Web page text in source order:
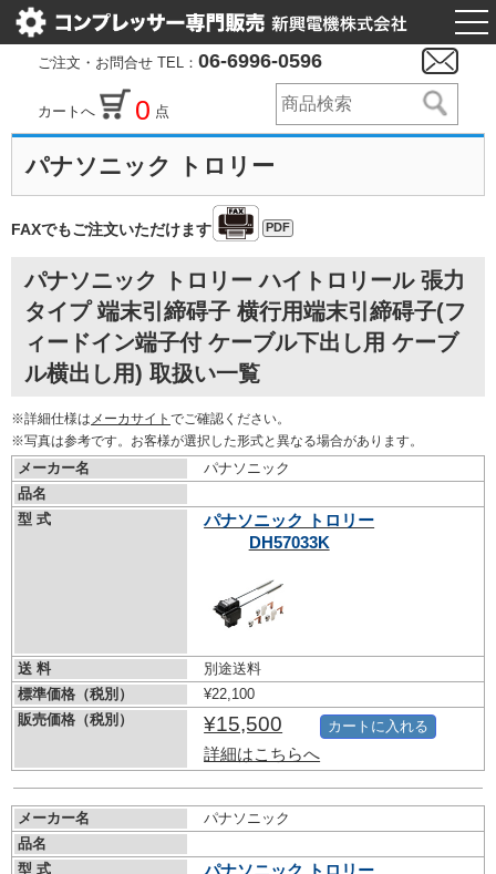
ご注文・お問合せ TEL： 06-6996-0596
カートへ 0 点
パナソニック トロリー
FAXでもご注文いただけます PDF
パナソニック トロリー ハイトロリール 張力
タイプ 端末引締碍子 横行用端末引締碍子(フ
ィードイン端子付 ケーブル下出し用 ケーブ
ル横出し用) 取扱い一覧
※詳細仕様は メーカサイト でご確認ください。
※写真は参考です。お客様が選択した形式と異なる場合があります。
メーカー名
パナソニック
品名
型 式
パナソニック トロリー
DH57033K
送 料
別途送料
標準価格（税別）
¥22,100
販売価格（税別）
¥15,500
詳細はこちらへ
カートに入れる
メーカー名
パナソニック
品名
型 式